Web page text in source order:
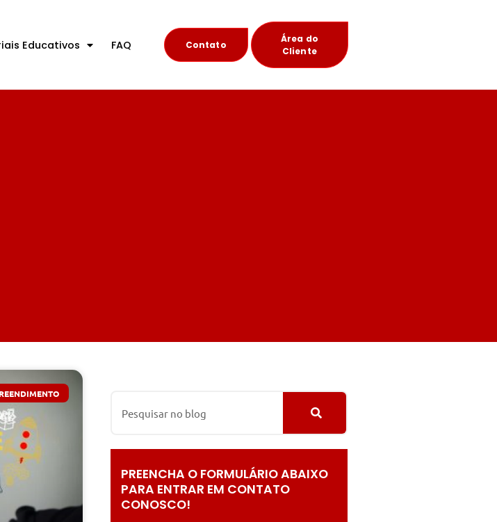
Educativos FAQ Contato
Área do
Cliente
PREENCHA O FORMULÁRIO ABAIXO
PARA ENTRAR EM CONTATO
CONOSCO!